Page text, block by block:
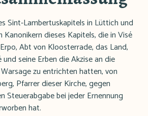
Sint-Lambertuskapitels in Lüttich und
dieses Kapitels, die in Visé
Abt von Kloosterrade, das Land,
seine Erben die Akzise an die
zu entrichten hatten, von
Pfarrer dieser Kirche, gegen
Steuerabgabe bei jeder Ernennung
hat.